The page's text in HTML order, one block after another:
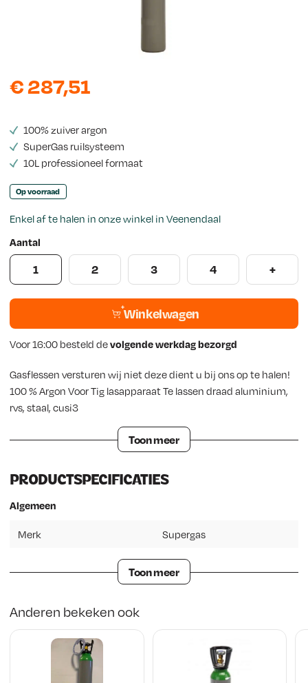
€287,51
100% zuiver argon
SuperGas ruilsysteem
10L professioneel formaat
Op voorraad
Enkel af te halen in onze winkel in Veenendaal
Aantal
1 2 3 4 +
Winkelwagen
Voor 16:00 besteld devolgende werkdag bezorgd
Gasflessen versturen wij niet deze dient u bij ons op te halen!
100 % Argon Voor Tig lasapparaat Te lassen draad aluminium,
rvs, staal, cusi3
Toon meer
PRODUCTSPECIFICATIES
Algemeen
Merk Supergas
Toon meer
Anderen bekeken ook